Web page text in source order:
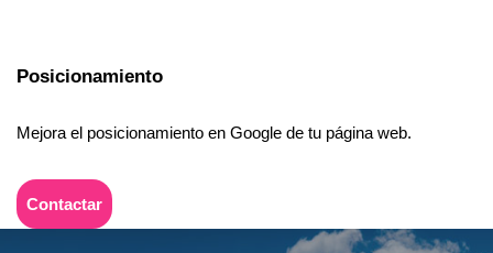
Posicionamiento
Mejora el posicionamiento en Google de tu página web.
Contactar